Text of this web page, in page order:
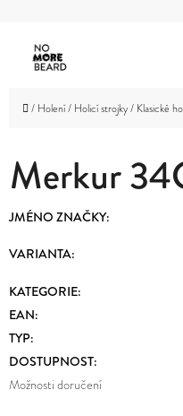
obsah
A
ZNAČKY
PROMOTION
OUTLET
Domů
/ Holení/ Holicí strojky/ Klasické
Merkur
JMÉNO ZNAČKY:
VARIANTA:
KATEGORIE:
EAN:
TYP:
DOSTUPNOST:
Možnosti doručení
Zpět
Zpět
C
P
O
T
Ř
E
B
U
J